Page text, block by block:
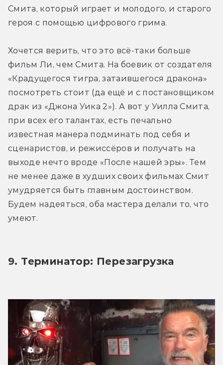
Смита, который играет и молодого, и старого
героя с помощью цифрового грима.
Хочется верить, что это всё-таки больше
фильм Ли, чем Смита. На боевик от создателя
«Крадущегося тигра, затаившегося дракона»
посмотреть стоит (да ещё и с постановщиком
драк из «Джона Уика 2»). А вот у Уилла Смита,
при всех его талантах, есть печально
известная манера подминать под себя и
сценаристов, и режиссёров и получать на
выходе нечто вроде «После нашей эры». Тем
не менее даже в худших своих фильмах Смит
умудряется быть главным достоинством.
Будем надеяться, оба мастера делали то, что
умеют.
9. Терминатор: Перезагрузка